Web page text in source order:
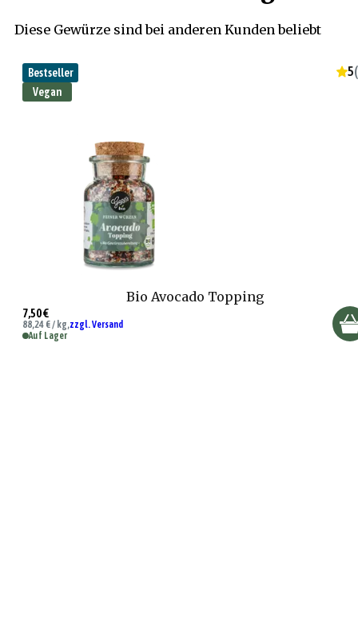
Diese Gewürze sind bei anderen Kunden beliebt
Bestseller
Vegan
5(
Bio Avocado Topping
7,50 €
88,24 € / kg,zzgl. Versand
Auf Lager